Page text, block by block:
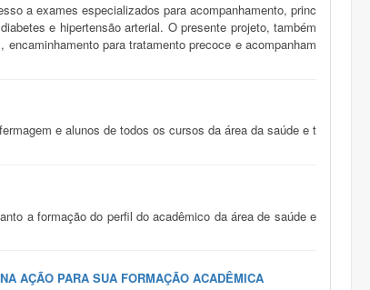
a exames especializados para acompanhamento, princ
e hipertensão arterial. O presente projeto, também
para tratamento precoce e acompanham
e alunos de todos os cursos da área da saúde e t
a formação do perfil do acadêmico da área de saúde e
AÇÃO PARA SUA FORMAÇÃO ACADÊMICA